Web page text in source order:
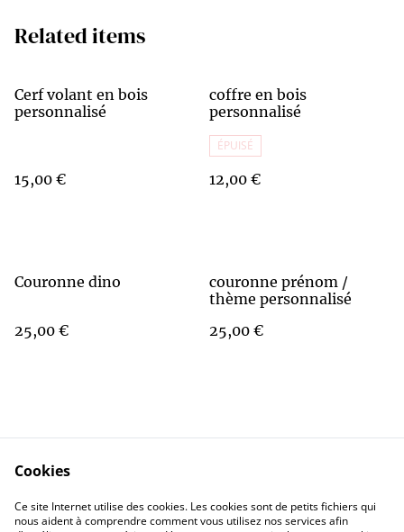
Related items
Cerf volant en bois
personnalisé
15,00 €
coffre en bois
personnalisé
ÉPUISÉ
12,00 €
Couronne dino
25,00 €
couronne prénom /
thème personnalisé
25,00 €
Contact Us
Legal Terms
Privacy Policy
Cookie Policy
Cookies
Ce site Internet utilise des cookies. Les cookies sont de petits fichiers qui
nous aident à comprendre comment vous utilisez nos services afin